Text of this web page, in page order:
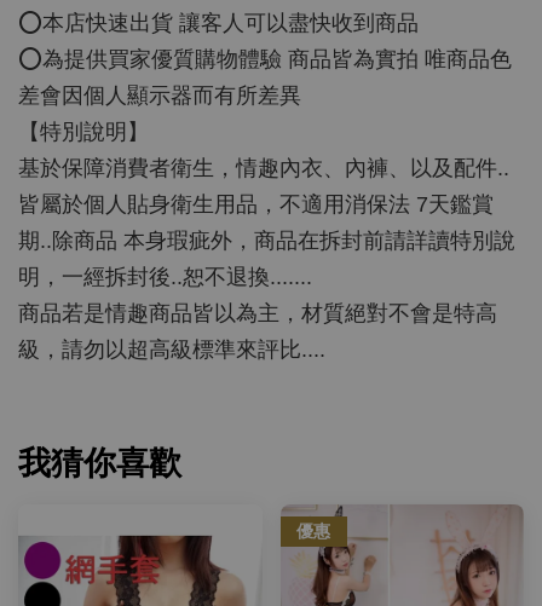
⭕️本店快速出貨 讓客人可以盡快收到商品
⭕️為提供買家優質購物體驗 商品皆為實拍 唯商品色
差會因個人顯示器而有所差異
【特別說明】
基於保障消費者衛生，情趣內衣、內褲、以及配件..
皆屬於個人貼身衛生用品，不適用消保法 7天鑑賞
期..除商品 本身瑕疵外，商品在拆封前請詳讀特別說
明，一經拆封後..恕不退換.......
商品若是情趣商品皆以為主，材質絕對不會是特高
級，請勿以超高級標準來評比....
我猜你喜歡
優惠